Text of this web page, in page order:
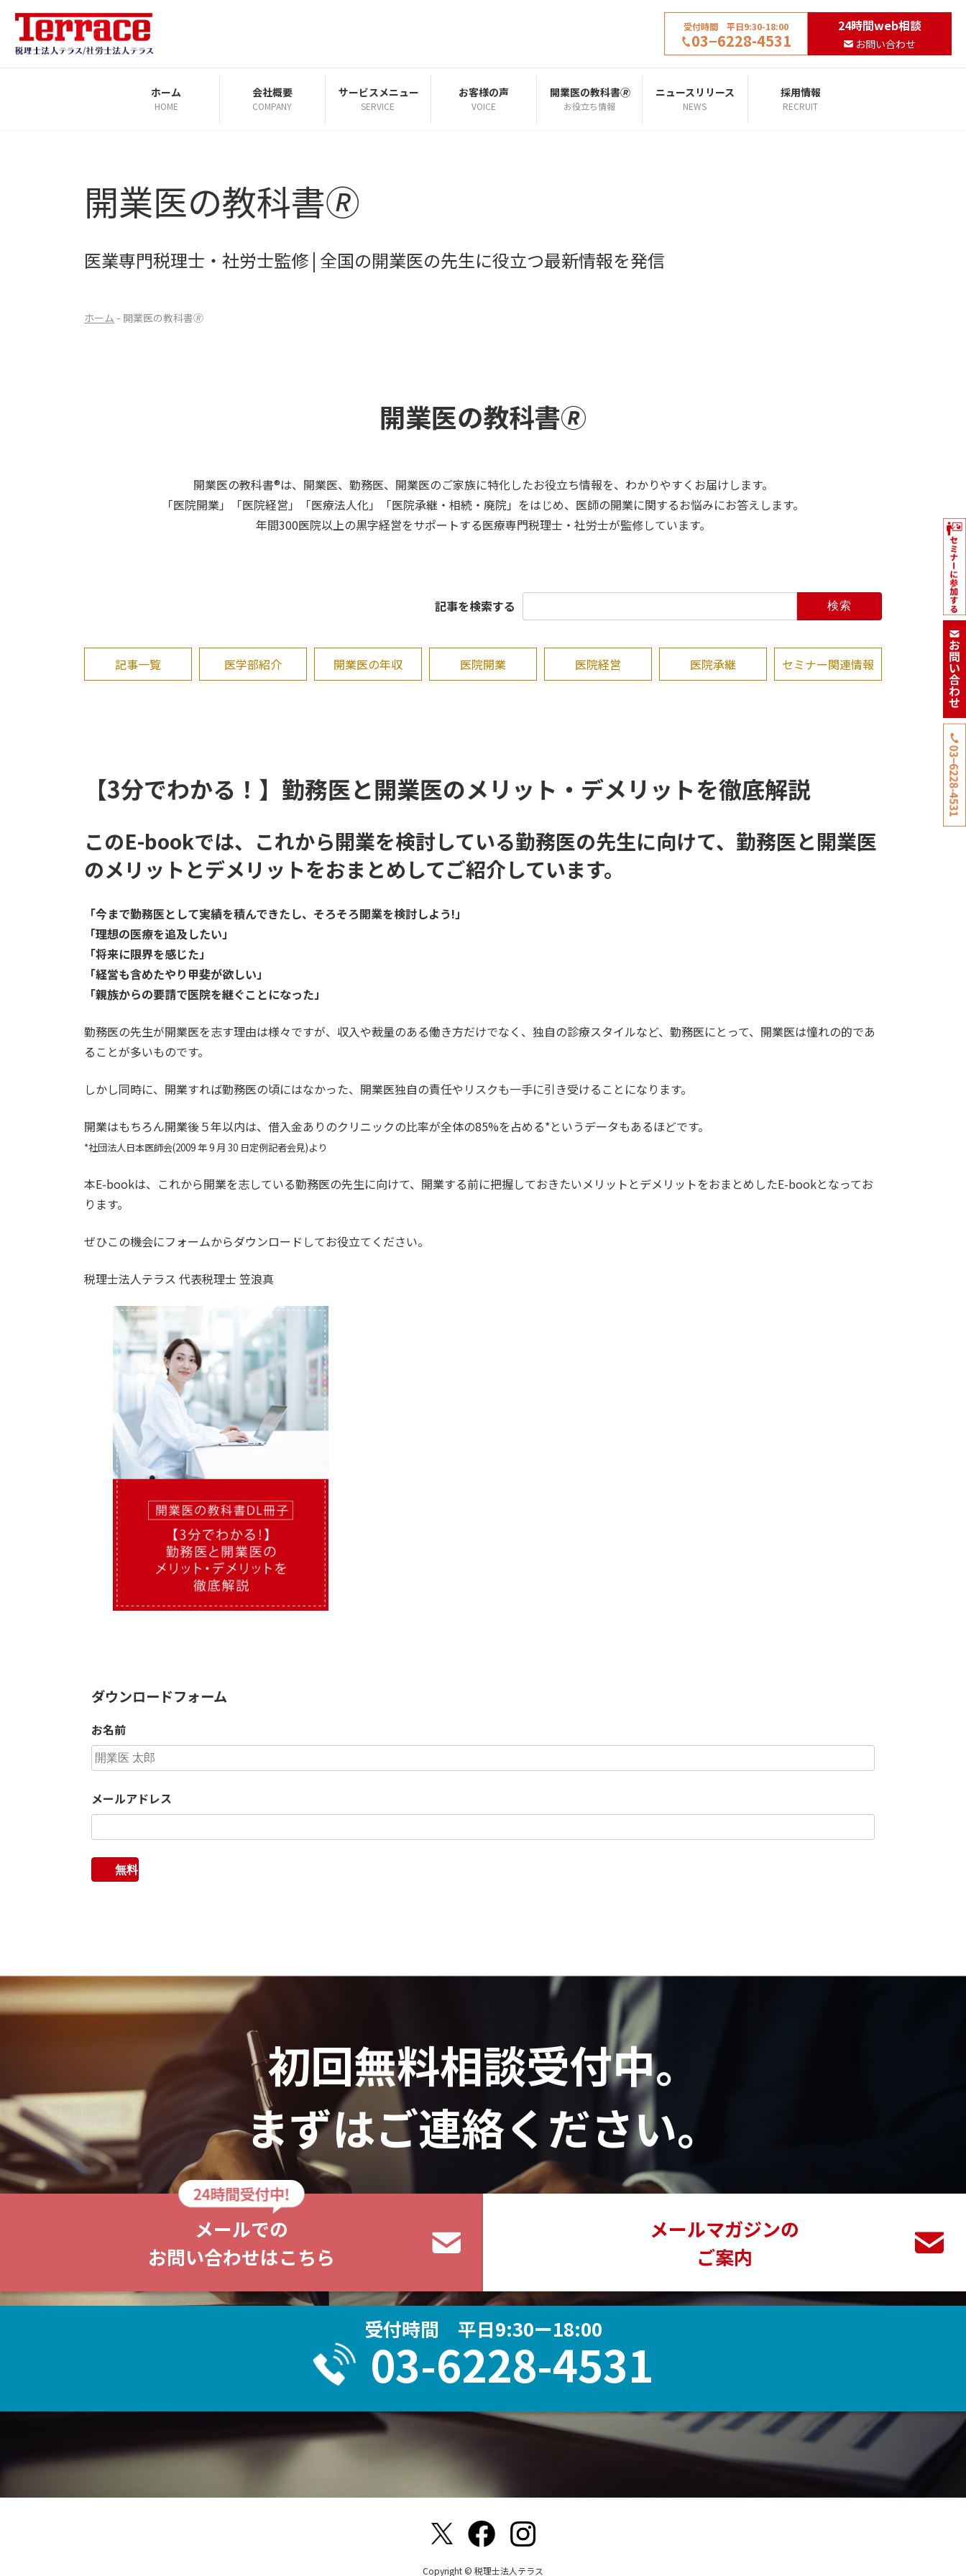
ン
ー
受付時間 平日9:30-18:00
03−6228-4531
24時間web相談
お問い合わせ
ホーム
HOME
会社概要
COMPANY
サービスメニュー
SERVICE
お客様の声
VOICE
開業医の教科書🄬
お役立ち情報
ニュースリリース
NEWS
採用情報
RECRUIT
開業医の教科書🄬
医業専門税理士・社労士監修 | 全国の開業医の先生に役立つ最新情報を発信
ホーム - 開業医の教科書🄬
開業医の教科書🄬
開業医の教科書®は、開業医、勤務医、開業医のご家族に特化したお役立ち情報を、わかりやすくお届けします。
「医院開業」「医院経営」「医療法人化」「医院承継・相続・廃院」をはじめ、医師の開業に関するお悩みにお答えします。
年間300医院以上の黒字経営をサポートする医療専門税理士・社労士が監修しています。
記事を検索する
索:
記事一覧 医学部紹介 開業医の年収 医院開業 医院経営 医院承継 セミナー関連情報
【3分でわかる！】勤務医と開業医のメリット・デメリットを徹底解説
このE-bookでは、これから開業を検討している勤務医の先生に向けて、勤務医と開業医
のメリットとデメリットをおまとめしてご紹介しています。
「今まで勤務医として実績を積んできたし、そろそろ開業を検討しよう!」
「理想の医療を追及したい」
「将来に限界を感じた」
「経営も含めたやり甲斐が欲しい」
「親族からの要請で医院を継ぐことになった」
勤務医の先生が開業医を志す理由は様々ですが、収入や裁量のある働き方だけでなく、独自の診療スタイルなど、勤務医にとって、開業医は憧れの的であ
ることが多いものです。
しかし同時に、開業すれば勤務医の頃にはなかった、開業医独自の責任やリスクも一手に引き受けることになります。
開業はもちろん開業後５年以内は、借入金ありのクリニックの比率が全体の85%を占める*というデータもあるほどです。
*社団法人日本医師会(2009 年 9 月 30 日定例記者会見)より
本E-bookは、これから開業を志している勤務医の先生に向けて、開業する前に把握しておきたいメリットとデメリットをおまとめしたE-bookとなってお
ります。
ぜひこの機会にフォームからダウンロードしてお役立てください。
税理士法人テラス 代表税理士 笠浪真
ダウンロードフォーム
お名前
メールアドレス
初回無料相談受付中。
まずはご連絡ください。
メールでの
お問い合わせはこちら
メールマガジンの
ご案内
受付時間 平日9:30ー18:00
03-6228-4531
Copyright © 税理士法人テラス